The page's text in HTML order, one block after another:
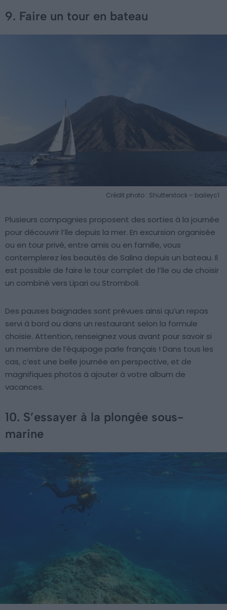
9. Faire un tour en bateau
Crédit photo : Shutterstock – baileyc1
Plusieurs compagnies proposent des sorties à la journée
pour découvrir l’île depuis la mer. En excursion organisée
ou en tour privé, entre amis ou en famille, vous
contemplerez les beautés de Salina depuis un bateau. Il
est possible de faire le tour complet de l’île ou de choisir
un combiné vers Lipari ou Stromboli.
Des pauses baignades sont prévues ainsi qu’un repas
servi à bord ou dans un restaurant selon la formule
choisie. Attention, renseignez vous avant pour savoir si
un membre de l’équipage parle français ! Dans tous les
cas, c’est une belle journée en perspective, et de
magnifiques photos à ajouter à votre album de
vacances.
10. S’essayer à la plongée sous-
marine